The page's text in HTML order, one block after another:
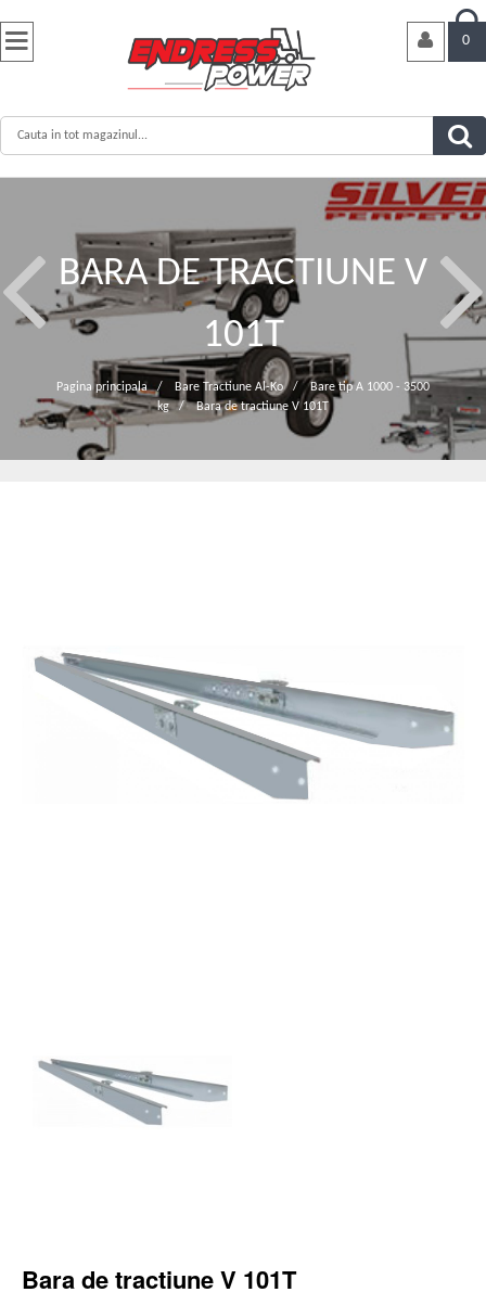

0

BARA DE TRACTIUNE V
101T
Pagina principala / Bare Tractiune Al-Ko /
Bare tip A 1000 - 3500
kg
/ Bara de tractiune V 101T
Bara de tractiune V 101T